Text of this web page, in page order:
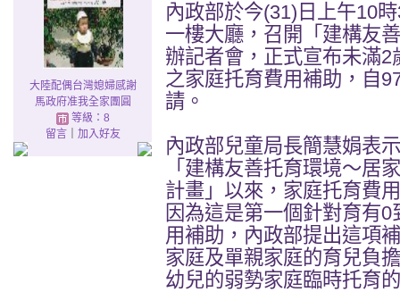
大陸配偶台灣媳婦感謝
馬政府准我全家團圓
等級：8
留言｜ 加入好友
內政部於今(31)日上午10
一樓大廳，召開「建構友
辦記者會，正式宣布未滿
之家庭托育費用補助，自
請。
內政部兒童局長簡慧娟表
「建構友善托育環境～居
計畫」以來，家庭托育費
因為這是第一個針對育有
用補助，內政部提出這項
家庭及單親家庭的育兒負
幼兒的弱勢家庭臨時托育